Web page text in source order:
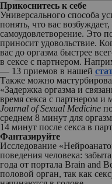
Прикоснитесь к себе
Универсального способа
понять, что вас
самоудовлетворение. Это
приносит удовольствие.
вас до оргазма быстрее
в сексе с партнером.
— 13 приемов в нашей
Также можно
«Задержка оргазма и
время секса с партнером и
Journal of Sexual Medicine
среднем 8 минут для
14 минут после секса в
Фантазируйте
Исследование
поведения человека:
года от портала Brain and
половой орган, так как